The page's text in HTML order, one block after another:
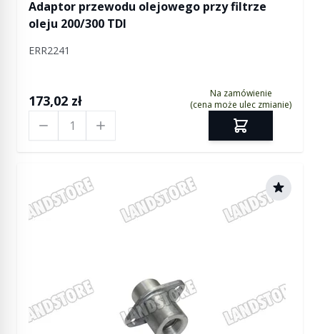
Adaptor przewodu olejowego przy filtrze
oleju 200/300 TDI
ERR2241
173,02 zł
Na zamówienie
(cena może ulec zmianie)